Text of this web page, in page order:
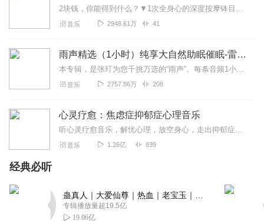
2块钱，你能得到什么？▼1次全身心的深度按摩钵目前已广泛地被应用于美容Spa和按摩养生馆的疗程中，许多疗愈师使用铜钵在身体上，发现5分钟铜钵按摩的深度放松，效...
音乐 2948.61万 41
雨声精选（1小时）纯享大自然助眠催眠-雷雨声，下雨
本专辑，是张玎为您千挑万选的“雨声”。每条音频1小时，中间没有打扰。有轻柔细雨、淅淅沥沥；雨滴入水，滴答作响；隐隐雷声，隆隆为伴；流水潺潺，映入耳畔。这里没有音...
音乐 2757.86万 208
心灵疗愈：焦虑症抑郁症心理音乐
听心灵疗愈音乐，解忧心理，放空身心，走出抑郁症、焦虑症、恐惧症等情绪困扰。疗愈音乐=心灵养生最有效的聆听建议：步骤一、选择安静的环境，闭目静卧或坐。步骤二、根据...
音乐 1.26亿 839
经典必听
专辑播放量超19.5亿
19.06亿